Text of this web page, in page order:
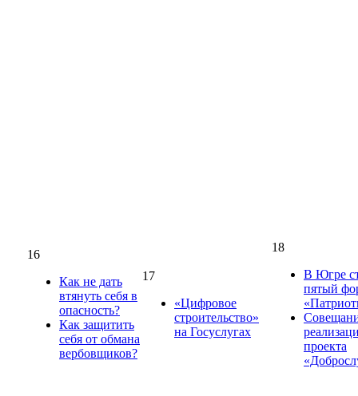
16
Как не дать
втянуть себя в
опасность?
Как защитить
себя от обмана
вербовщиков?
17
«Цифровое
строительство»
на Госуслугах
18
В Югре
пятый
проекта